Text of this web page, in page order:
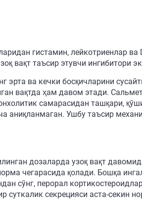
гистамин, лейкотриенлар ва
вақт таъсир этувчи ингибитори
ва кечки босқичларини
вақтда ҳам давом этади.
самарасидан ташқари,
аниқланмаган. Ушбу таъсир
дозаларда узоқ вақт
чегарасида қолади. Бошқа
сўнг, перорал
суткалик секрецияси аста-секин